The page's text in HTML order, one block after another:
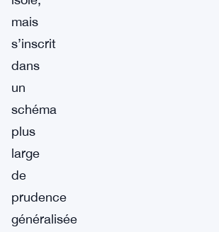
mais
s’inscrit
dans
un
schéma
plus
large
de
prudence
généralisée